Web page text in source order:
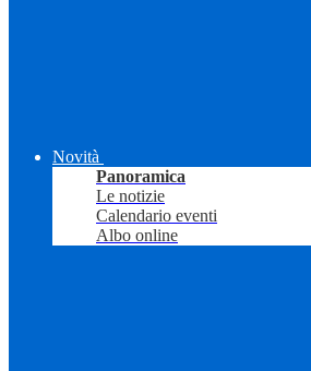
Novità
Panoramica
Le notizie
Calendario eventi
Albo online